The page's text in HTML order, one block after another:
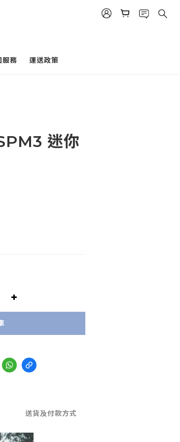
服務 運送政策
迷你
送貨及付款方式